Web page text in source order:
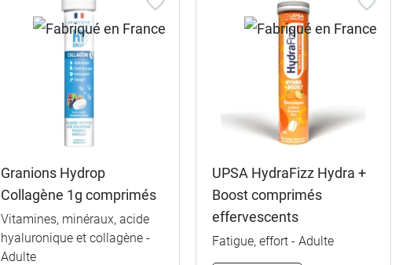
Granions Hydrop
Collagène 1g comprimés
Vitamines, minéraux, acide
hyaluronique et collagène -
Adulte
UPSA HydraFizz Hydra +
Boost comprimés
effervescents
Fatigue, effort - Adulte